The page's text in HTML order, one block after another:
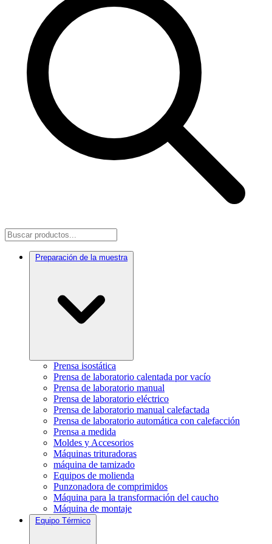
Preparación de la muestra
Prensa isostática
Prensa de laboratorio calentada por vacío
Prensa de laboratorio manual
Prensa de laboratorio eléctrico
Prensa de laboratorio manual calefactada
Prensa de laboratorio automática con calefacción
Prensa a medida
Moldes y Accesorios
Máquinas trituradoras
máquina de tamizado
Equipos de molienda
Punzonadora de comprimidos
Máquina para la transformación del caucho
Máquina de montaje
Equipo Térmico